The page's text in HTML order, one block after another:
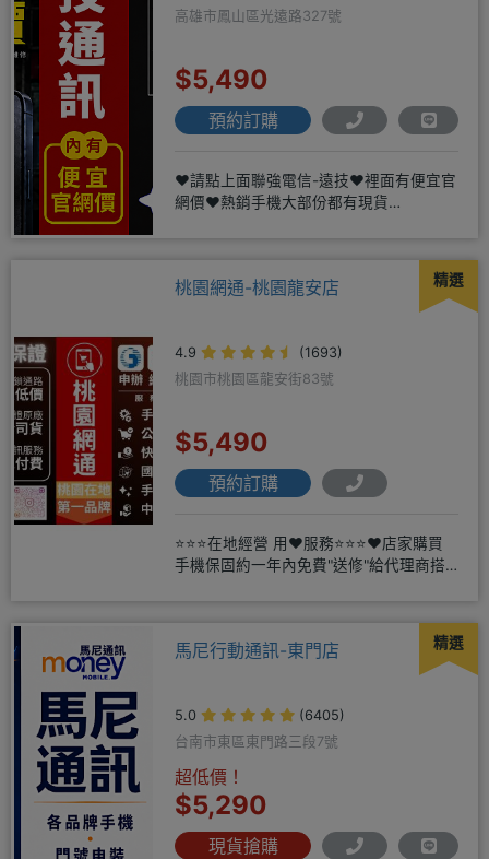
高雄市鳳山區光遠路327號
$5,490
預約訂購
❤️請點上面聯強電信-遠技❤️裡面有便宜官
網價❤️熱銷手機大部份都有現貨
精選
桃園網通-桃園龍安店
4.9
(1693)
桃園市桃園區龍安街83號
$5,490
預約訂購
⭐⭐⭐在地經營 用❤️服務⭐⭐⭐❤️店家購買
手機保固約一年內免費"送修"給代理商搭
精選
馬尼行動通訊-東門店
5.0
(6405)
台南市東區東門路三段7號
超低價！
$5,290
現貨搶購